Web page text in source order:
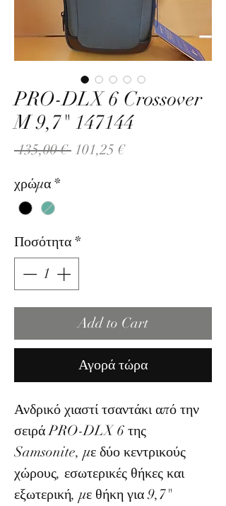
PRO-DLX 6 Crossover
M 9,7" 147144
135,00 € Κανονική
101,25 €Τιμή
χρώμα *
Ποσότητα *
Add to Cart
Αγορά τώρα
Ανδρικό χιαστί τσαντάκι από την
σειρά PRO-DLX 6 της
Samsonite, με δύο κεντρικούς
χώρους, εσωτερικές θήκες και
εξωτερική, με θήκη για 9,7"